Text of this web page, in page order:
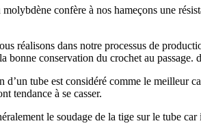
confère à nos hameçons une
réalisons dans notre processus de
bonne conservation du crochet au passage.
d’un tube est considéré comme le
tendance à se casser.
le soudage de la tige sur le tube